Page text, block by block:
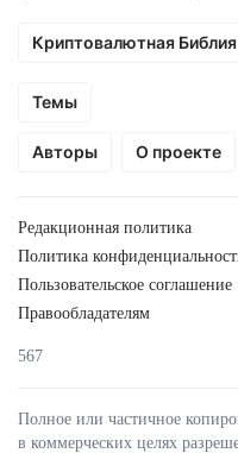
Криптовалютная Библия
Темы
Авторы О проекте
Редакционная политика
Политика
Пользовательское соглашение
Правообладателям
567
Полное или частичное
в коммерческих целях